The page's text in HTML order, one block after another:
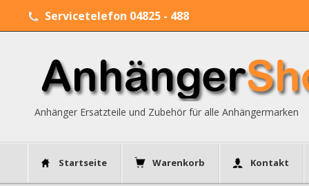
Servicetelefon 04825 - 488
Anhänger Ersatzteile und Zubehör für alle Anhängermarken
Startseite Warenkorb Kontakt